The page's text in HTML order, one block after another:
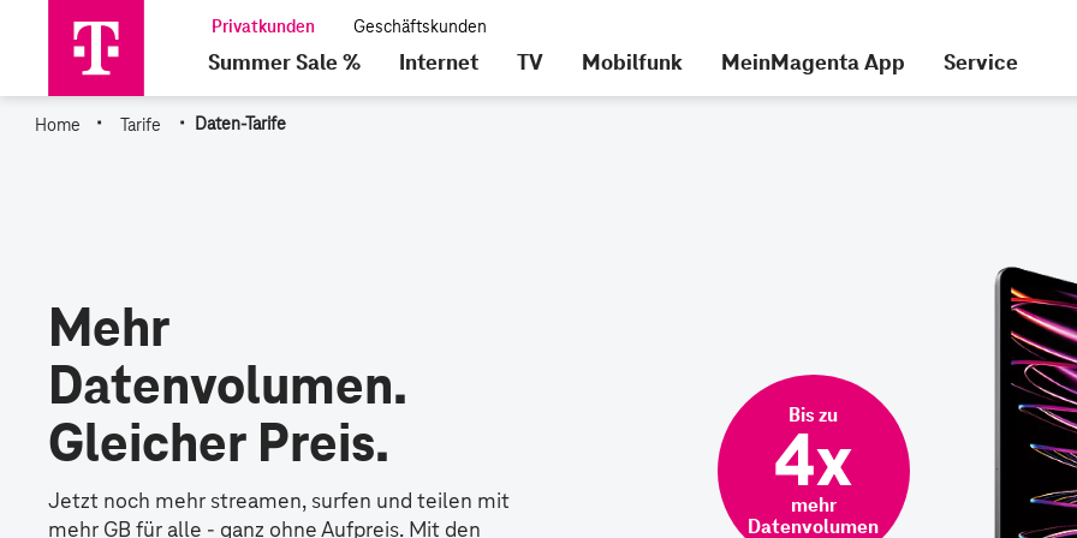
Summer Sale % Internet TV Mobilfunk MeinMagenta App Service
Home · Tarife · Daten-Tarife